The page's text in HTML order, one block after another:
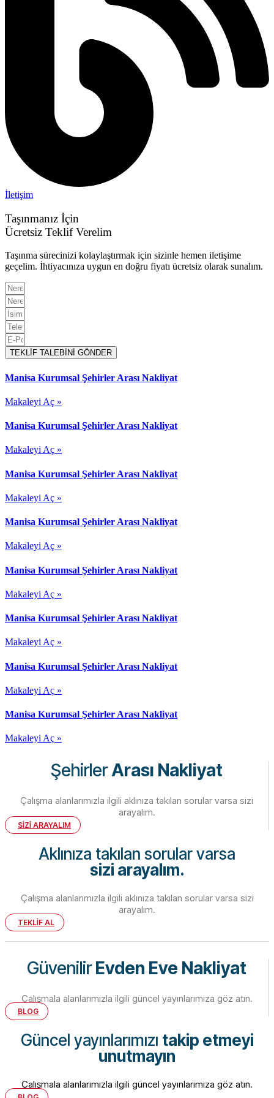
İletişim
Taşınmanız İçin
Ücretsiz Teklif Verelim
Taşınma sürecinizi kolaylaştırmak için sizinle hemen iletişime
geçelim. İhtiyacınıza uygun en doğru fiyatı ücretsiz olarak sunalım.
TEKLİF TALEBİNİ GÖNDER
Manisa Kurumsal Şehirler Arası Nakliyat
Makaleyi Aç »
Manisa Kurumsal Şehirler Arası Nakliyat
Makaleyi Aç »
Manisa Kurumsal Şehirler Arası Nakliyat
Makaleyi Aç »
Manisa Kurumsal Şehirler Arası Nakliyat
Makaleyi Aç »
Manisa Kurumsal Şehirler Arası Nakliyat
Makaleyi Aç »
Manisa Kurumsal Şehirler Arası Nakliyat
Makaleyi Aç »
Manisa Kurumsal Şehirler Arası Nakliyat
Makaleyi Aç »
Manisa Kurumsal Şehirler Arası Nakliyat
Makaleyi Aç »
ŞehirlerArası Nakliyat
Çalışma alanlarımızla ilgili aklınıza takılan sorular varsa sizi
arayalım.
SİZİ ARAYALIM
Aklınıza takılan sorular varsa
sizi arayalım.
Çalışma alanlarımızla ilgili aklınıza takılan sorular varsa sizi
arayalım.
TEKLİF AL
GüvenilirEvden Eve Nakliyat
Çalışmala alanlarımızla ilgili güncel yayınlarımıza göz atın.
BLOG
Güncel yayınlarımızı takip etmeyi
unutmayın
Çalışmala alanlarımızla ilgili güncel yayınlarımıza göz atın.